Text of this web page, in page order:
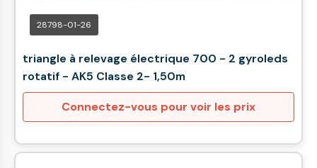
28798-01-26
triangle à relevage électrique 700 - 2 gyroleds
rotatif - AK5 Classe 2- 1,50m
Connectez-vous pour voir les prix